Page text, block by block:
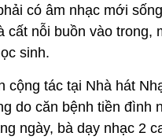
có âm nhạc mới
cất nỗi buồn vào trong,
sinh.
cộng tác tại Nhà hát
do căn bệnh tiền đình
ngày, bà dạy nhạc 2